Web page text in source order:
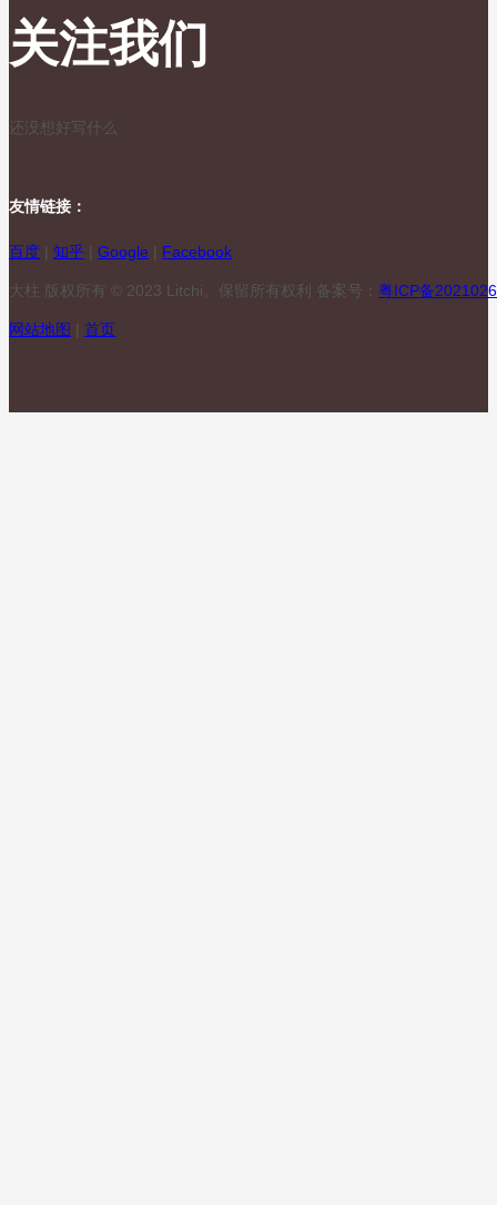
关注我们
还没想好写什么
友情链接：
百度 | 知乎 | Google | Facebook
大柱 版权所有 © 2023 Litchi。保留所有权利 备案号： 粤ICP备
网站地图 | 首页